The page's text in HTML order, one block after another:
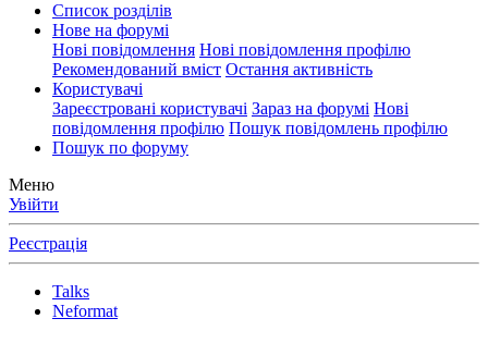
Список розділів
Нове на форумі
Нові повідомлення Нові повідомлення профілю
Рекомендований вміст Остання активність
Користувачі
Зареєстровані користувачі Зараз на форумі Нові
повідомлення профілю Пошук повідомлень профілю
Пошук по форуму
Меню
Увійти
Реєстрація
Talks
Neformat